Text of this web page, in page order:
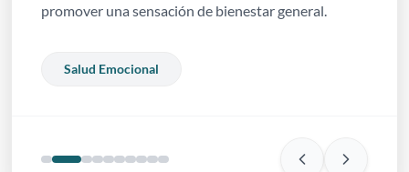
promover una sensación de bienestar general.
Salud Emocional